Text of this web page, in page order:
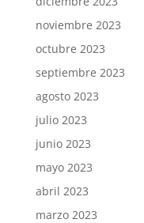
noviembre 2023
octubre 2023
septiembre 2023
agosto 2023
julio 2023
junio 2023
mayo 2023
abril 2023
marzo 2023